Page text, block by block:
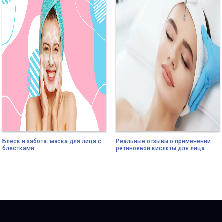
Блеск и забота: маска для лица с
блестками
Реальные отзывы о применении
ретиноевой кислоты для лица